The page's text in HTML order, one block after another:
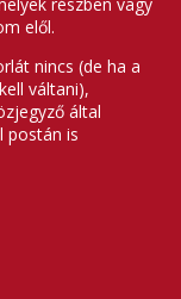
elől.
nincs (de ha a
váltani),
által
postán is